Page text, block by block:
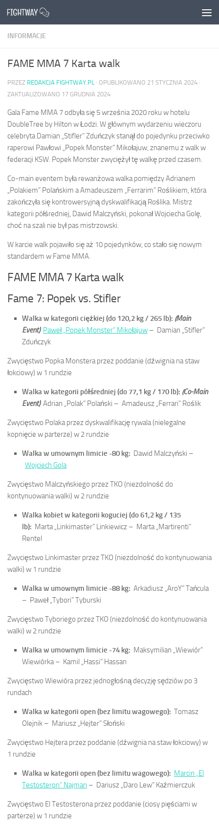
Przejdź do treści
INFORMACJE
FAME MMA 7 Karta walk
PRZEZ REDAKCJA FIGHTWAY.PL · OPUBLIKOWANO 21 STYCZNIA 2024 ·
ZAKTUALIZOWANO 17 GRUDNIA 2024
Gala Fame MMA 7 odbyła się 5 września 2020 roku w hotelu
DoubleTree by Hilton w Łodzi. W głównym wydarzeniu wieczoru
celebryta Damian „Stifler” Zduńczyk stanął do pojedynku przeciwko
raperowi Pawłowi „Popek Monster” Mikołajuw, znanemu z walk w
federacji KSW. Popek Monster zwyciężył tę walkę przed czasem.
Co-main eventem była rewanżowa walka pomiędzy Adrianem
„Polakiem” Polańskim a Amadeuszem „Ferrarim” Roślikiem, która
zakończyła się kontrowersyjną dyskwalifikacją Roślika. Mistrz
kategorii półśredniej, Dawid Malczyński, pokonał Wojciecha Golę,
choć na szali nie był pas mistrzowski.
W karcie walk pojawiło się aż 10 pojedynków, co stało się nowym
standardem w Fame MMA.
FAME MMA 7 Karta walk
Fame 7: Popek vs. Stifler
Walka w kategorii ciężkiej (do 120,2 kg / 265 lb): (Main
Event) Paweł „Popek Monster” Mikołajuw – Damian „Stifler”
Zduńczyk
Zwycięstwo Popka Monstera przez poddanie (dźwignia na staw
łokciowy) w 1 rundzie
Walka w kategorii półśredniej (do 77,1 kg / 170 lb): (Co-Main
Event) Adrian „Polak” Polański – Amadeusz „Ferrari” Roślik
Zwycięstwo Polaka przez dyskwalifikację rywala (nielegalne
kopnięcie w parterze) w 2 rundzie
Walka w umownym limicie -80 kg: Dawid Malczyński –
Wojciech Gola
Zwycięstwo Malczyńskiego przez TKO (niezdolność do
kontynuowania walki) w 2 rundzie
Walka kobiet w kategorii koguciej (do 61,2 kg / 135
lb): Marta „Linkimaster” Linkiewicz – Marta „Martirenti”
Rentel
Zwycięstwo Linkimaster przez TKO (niezdolność do kontynuowania
walki) w 1 rundzie
Walka w umownym limicie -88 kg: Arkadiusz „AroY” Tańcula
– Paweł „Tybori” Tyburski
Zwycięstwo Tyboriego przez TKO (niezdolność do kontynuowania
walki) w 2 rundzie
Walka w umownym limicie -74 kg: Maksymilian „Wiewiór”
Wiewiórka – Kamil „Hassi” Hassan
Zwycięstwo Wiewióra przez jednogłośną decyzję sędziów po 3
rundach
Walka w kategorii open (bez limitu wagowego): Tomasz
Olejnik – Mariusz „Hejter” Słoński
Zwycięstwo Hejtera przez poddanie (dźwignia na staw łokciowy) w
1 rundzie
Walka w kategorii open (bez limitu wagowego): Marcin „El
Testosteron” Najman – Dariusz „Daro Lew” Kaźmierczuk
Zwycięstwo El Testosterona przez poddanie (ciosy pięściami w
parterze) w 1 rundzie